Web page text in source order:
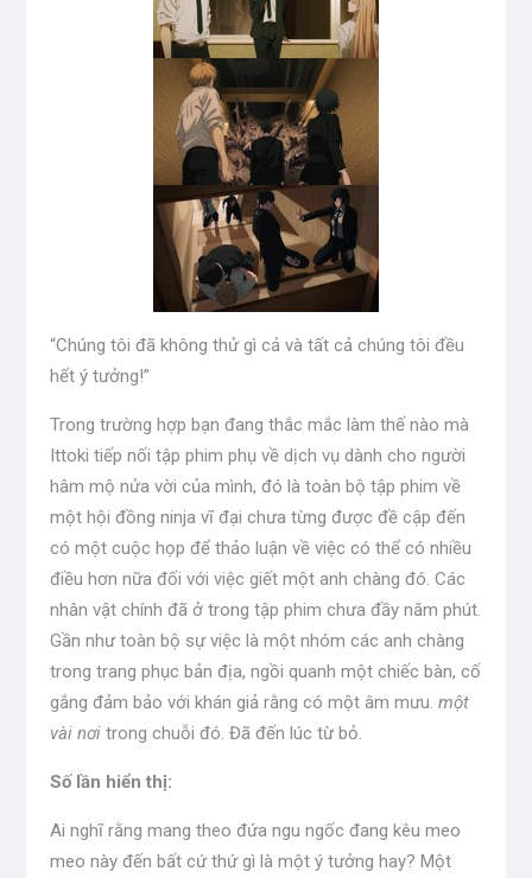
“Chúng tôi đã không thử gì cả và tất cả chúng tôi đều
hết ý tưởng!”
Trong trường hợp bạn đang thắc mắc làm thế nào mà
Ittoki tiếp nối tập phim phụ về dịch vụ dành cho người
hâm mộ nửa vời của mình, đó là toàn bộ tập phim về
một hội đồng ninja vĩ đại chưa từng được đề cập đến
có một cuộc họp để thảo luận về việc có thể có nhiều
điều hơn nữa đối với việc giết một anh chàng đó. Các
nhân vật chính đã ở trong tập phim chưa đầy năm phút.
Gần như toàn bộ sự việc là một nhóm các anh chàng
trong trang phục bản địa, ngồi quanh một chiếc bàn, cố
gắng đảm bảo với khán giả rằng có một âm mưu. một
vài nơi trong chuỗi đó. Đã đến lúc từ bỏ.
Số lần hiển thị:
Ai nghĩ rằng mang theo đứa ngu ngốc đang kêu meo
meo này đến bất cứ thứ gì là một ý tưởng hay? Một